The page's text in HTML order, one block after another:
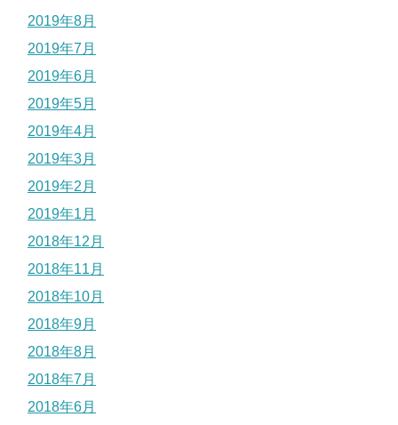
2019年8月
2019年7月
2019年6月
2019年5月
2019年4月
2019年3月
2019年2月
2019年1月
2018年12月
2018年11月
2018年10月
2018年9月
2018年8月
2018年7月
2018年6月